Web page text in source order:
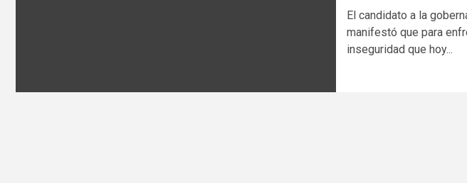
El candidato a la
manifestó que para
inseguridad que hoy...